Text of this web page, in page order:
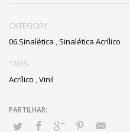
CATEGORY
06.Sinalética , Sinalética Acrílico
TAGS
Acrílico ,Vinil